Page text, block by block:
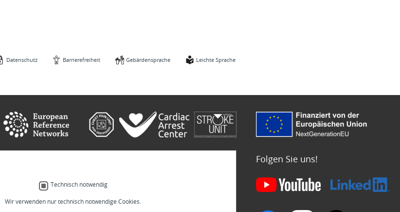
Datenschutz Barrierefreiheit Gebärdensprache Leichte Sprache
Gebärdensprache
Menschlich.
Folgen Sie uns!
Technisch notwendig
Wir verwenden nur technisch notwendige Cookies.